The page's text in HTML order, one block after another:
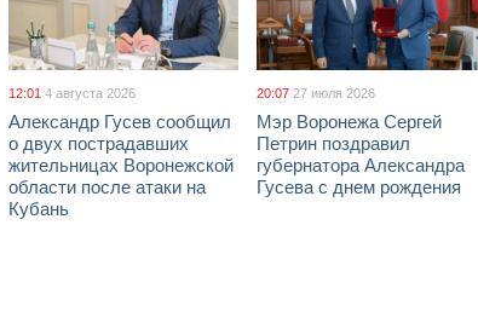
12:01 4 августа 2026
Александр Гусев сообщил
о двух пострадавших
жительницах Воронежской
области после атаки на
Кубань
20:07 27 июля 2026
Мэр Воронежа Сергей
Петрин поздравил
губернатора Александра
Гусева с днем рождения